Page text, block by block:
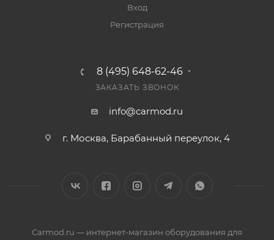
Вход
Регистрация
8 (495) 648-62-46
ЗАКАЗАТЬ ЗВОНОК
info@carmod.ru
г. Москва, Барабанный переулок, 4
Carmod.ru — интернет-магазин оборудования для